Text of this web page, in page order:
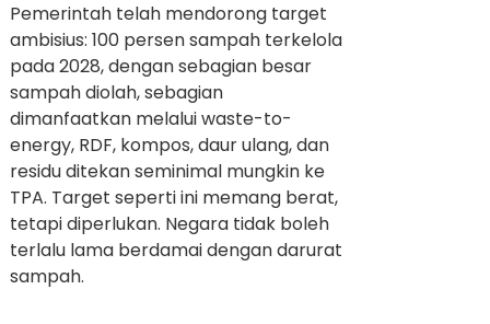
Pemerintah telah mendorong target
ambisius: 100 persen sampah terkelola
pada 2028, dengan sebagian besar
sampah diolah, sebagian
dimanfaatkan melalui waste-to-
energy, RDF, kompos, daur ulang, dan
residu ditekan seminimal mungkin ke
TPA. Target seperti ini memang berat,
tetapi diperlukan. Negara tidak boleh
terlalu lama berdamai dengan darurat
sampah.